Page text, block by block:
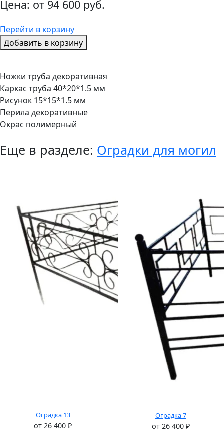
Цена: от 94 600 руб.
Перейти в корзину
Добавить в корзину
Ножки труба декоративная
Каркас труба 40*20*1.5 мм
Рисунок 15*15*1.5 мм
Перила декоративные
Окрас полимерный
Еще в разделе: Оградки для могил
Оградка 13
от 26 400 ₽
Оградка 7
от 26 400 ₽